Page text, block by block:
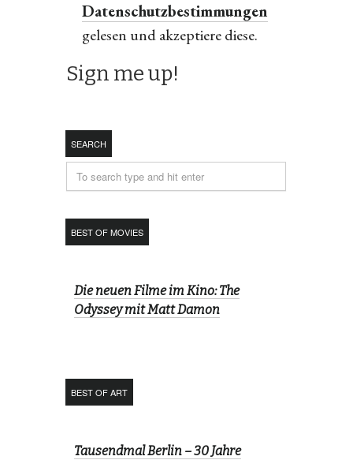
Datenschutzbestimmungen
gelesen und akzeptiere diese.
SEARCH
BEST OF MOVIES
Die neuen Filme im Kino: The
Odyssey mit Matt Damon
BEST OF ART
Tausendmal Berlin – 30 Jahre